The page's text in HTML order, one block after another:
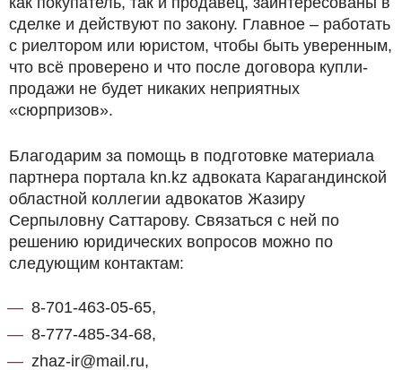
сделке и действуют по закону. Главное – работать
с риелтором или юристом, чтобы быть уверенным,
что всё проверено и что после договора купли-
продажи не будет никаких неприятных
«сюрпризов».
Благодарим за помощь в подготовке материала
партнера портала kn.kz адвоката Карагандинской
областной коллегии адвокатов Жазиру
Серпыловну Саттарову. Связаться с ней по
решению юридических вопросов можно по
следующим контактам:
8-701-463-05-65,
8-777-485-34-68,
zhaz-ir@mail.ru,